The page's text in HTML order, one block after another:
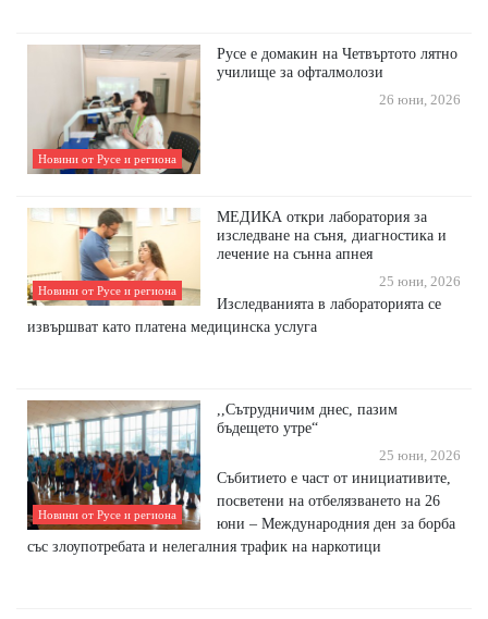
Новини от Русе и региона
Русе е домакин на Четвъртото лятно
училище за офталмолози
26 юни, 2026
Новини от Русе и региона
МЕДИКА откри лаборатория за
изследване на съня, диагностика и
лечение на сънна апнея
25 юни, 2026
Изследванията в лабораторията се
извършват като платена медицинска услуга
Новини от Русе и региона
,,Сътрудничим днес, пазим
бъдещето утре“
25 юни, 2026
Събитието е част от инициативите,
посветени на отбелязването на 26
юни – Международния ден за борба
със злоупотребата и нелегалния трафик на наркотици